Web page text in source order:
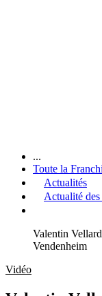
...
Toute la
Actualités
Actualité
Valentin
Vendenheim
Vidéo